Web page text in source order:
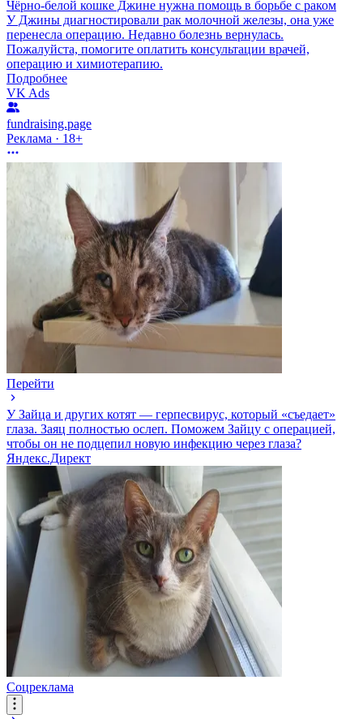
Чёрно-белой кошке Джине нужна помощь в борьбе с раком
У Джины диагностировали рак молочной железы, она уже
перенесла операцию. Недавно болезнь вернулась.
Пожалуйста, помогите оплатить консультации врачей,
операцию и химиотерапию.
Подробнее
VK Ads
fundraising.page
Реклама · 18+
Перейти
У Зайца и других котят — герпесвирус, который «съедает»
глаза. Заяц полностью ослеп. Поможем Зайцу с операцией,
чтобы он не подцепил новую инфекцию через глаза?
Яндекс.Директ
Соцреклама